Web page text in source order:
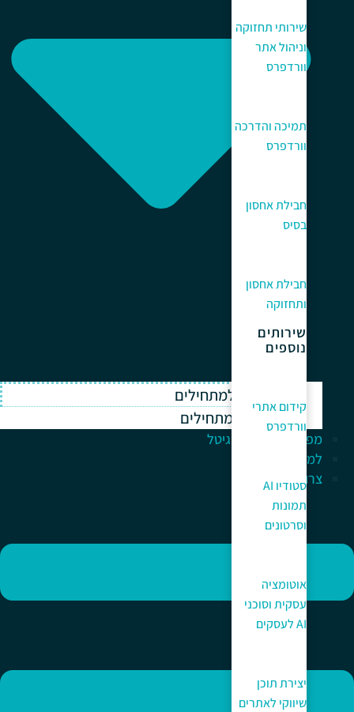
שירותי תחזוקה
וניהול אתר
וורדפרס
תמיכה והדרכה
וורדפרס
חבילת אחסון
בסיס
חבילת אחסון
ותחזוקה
שירותים
נוספים
קידום אתרי
וורדפרס
סטודיו AI
תמונות
וסרטונים
אוטומציה
עסקית וסוכני
AI לעסקים
יצירת תוכן
שיווקי לאתרים
וורדפרס למתחילים
ווקומרס למתחילים
מפתח לעולם הדיגיטל
למה כאן?
צרו קשר